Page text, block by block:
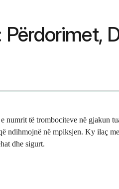
numrit të trombociteve në gjakun
ndihmojnë në mpiksjen. Ky ilaç
dhe sigurt.